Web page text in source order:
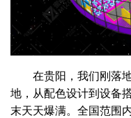
在贵阳，我们刚落
地，从配色设计到设备
末天天爆满。全国范围